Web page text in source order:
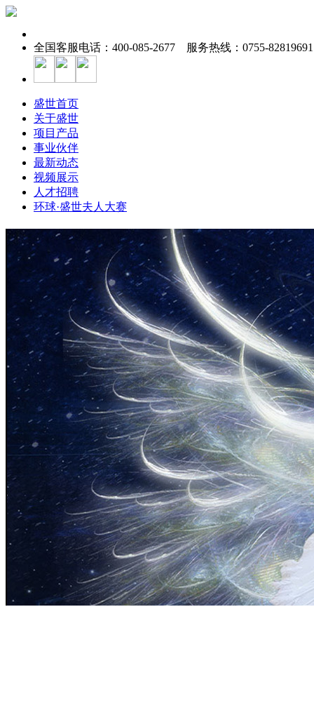
全国客服电话：400-085-2677 服务热线：0755-82819691
盛世首页
关于盛世
项目产品
事业伙伴
最新动态
视频展示
人才招聘
环球·盛世夫人大赛